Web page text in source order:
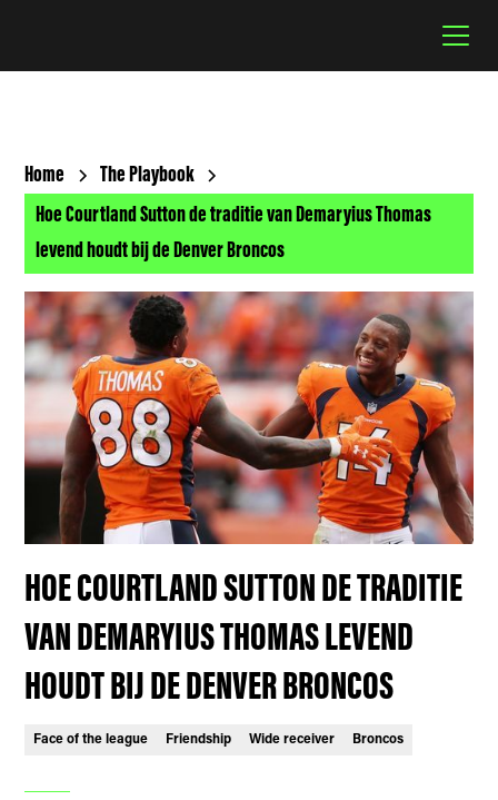
Home
The Playbook
Hoe Courtland Sutton de traditie van Demaryius Thomas
levend houdt bij de Denver Broncos
HOE COURTLAND SUTTON DE TRADITIE
VAN DEMARYIUS THOMAS LEVEND
HOUDT BIJ DE DENVER BRONCOS
Face of the league Friendship Wide receiver Broncos